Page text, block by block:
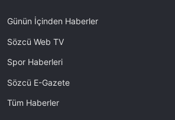
Günün İçinden Haberler
Sözcü Web TV
Spor Haberleri
Sözcü E-Gazete
Tüm Haberler